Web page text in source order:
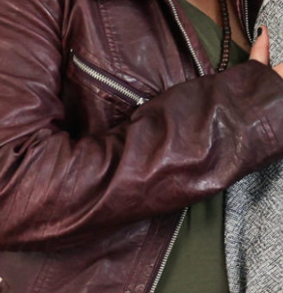
Santiago Valdes
00:00
Details zum